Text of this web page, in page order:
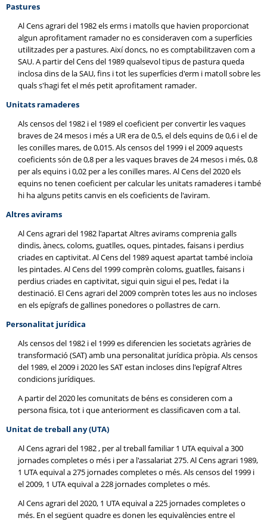
Pastures
Al Cens agrari del 1982 els erms i matolls que havien proporcionat
algun aprofitament ramader no es consideraven com a superfícies
utilitzades per a pastures. Així doncs, no es comptabilitzaven com a
SAU. A partir del Cens del 1989 qualsevol tipus de pastura queda
inclosa dins de la SAU, fins i tot les superfícies d'erm i matoll sobre les
quals s'hagi fet el més petit aprofitament ramader.
Unitats ramaderes
Als censos del 1982 i el 1989 el coeficient per convertir les vaques
braves de 24 mesos i més a UR era de 0,5, el dels equins de 0,6 i el de
les conilles mares, de 0,015. Als censos del 1999 i el 2009 aquests
coeficients són de 0,8 per a les vaques braves de 24 mesos i més, 0,8
per als equins i 0,02 per a les conilles mares. Al Cens del 2020 els
equins no tenen coeficient per calcular les unitats ramaderes i també
hi ha alguns petits canvis en els coeficients de l'aviram.
Altres avirams
Al Cens agrari del 1982 l'apartat Altres avirams comprenia galls
dindis, ànecs, coloms, guatlles, oques, pintades, faisans i perdius
criades en captivitat. Al Cens del 1989 aquest apartat també incloïa
les pintades. Al Cens del 1999 comprèn coloms, guatlles, faisans i
perdius criades en captivitat, sigui quin sigui el pes, l'edat i la
destinació. El Cens agrari del 2009 comprèn totes les aus no incloses
en els epígrafs de gallines ponedores o pollastres de carn.
Personalitat jurídica
Als censos del 1982 i el 1999 es diferencien les societats agràries de
transformació (SAT) amb una personalitat jurídica pròpia. Als censos
del 1989, el 2009 i 2020 les SAT estan incloses dins l'epígraf Altres
condicions jurídiques.
A partir del 2020 les comunitats de béns es consideren com a
persona física, tot i que anteriorment es classificaven com a tal.
Unitat de treball any (UTA)
Al Cens agrari del 1982 , per al treball familiar 1 UTA equival a 300
jornades completes o més i per a l'assalariat 275. Al Cens agrari 1989,
1 UTA equival a 275 jornades completes o més. Als censos del 1999 i
el 2009, 1 UTA equival a 228 jornades completes o més.
Al Cens agrari del 2020, 1 UTA equival a 225 jornades completes o
més. En el següent quadre es donen les equivalències entre el